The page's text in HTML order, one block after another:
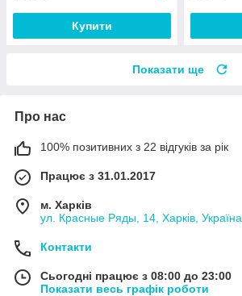
Купити
Показати ще
Про нас
100% позитивних з 22 відгуків за рік
Працює з 31.01.2017
м. Харків
ул. Красные Ряды, 14, Харків, Україна
Контакти
Сьогодні працює з 08:00 до 23:00
Показати весь графік роботи